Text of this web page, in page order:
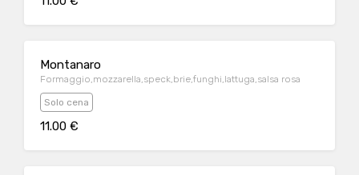
Montanaro
Formaggio,mozzarella,speck,brie,funghi,lattuga,salsa rosa
Solo cena
11.00 €